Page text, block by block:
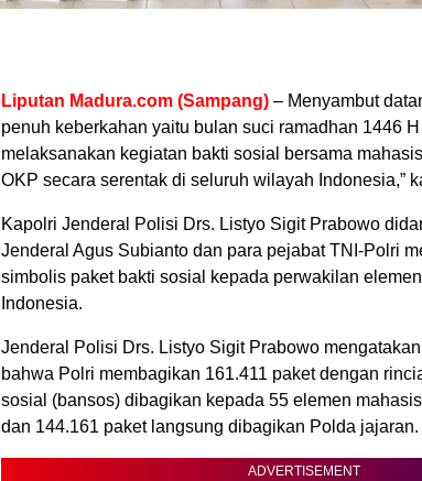
Liputan Madura.com (Sampang) – Menyambut
penuh keberkahan yaitu bulan suci ramadhan 1446
melaksanakan kegiatan bakti sosial bersama
OKP secara serentak di seluruh wilayah Indonesia,”
Kapolri Jenderal Polisi Drs. Listyo Sigit Prabowo
Jenderal Agus Subianto dan para pejabat TNI-Polri
simbolis paket bakti sosial kepada perwakilan
Indonesia.
Jenderal Polisi Drs. Listyo Sigit Prabowo
bahwa Polri membagikan 161.411 paket dengan
sosial (bansos) dibagikan kepada 55 elemen
dan 144.161 paket langsung dibagikan Polda jajaran.
ADVERTISEMENT